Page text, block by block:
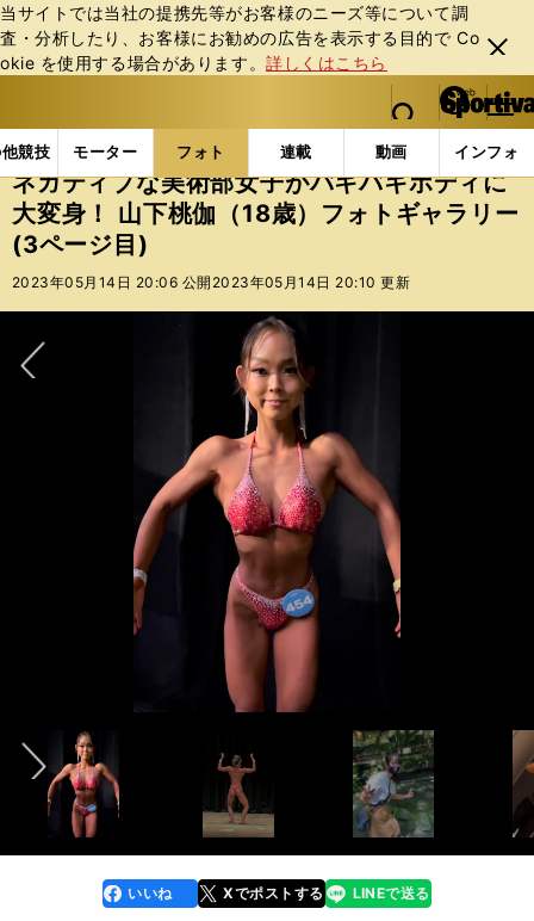
当サイトでは当社の提携先等がお客様のニーズ等について調
査・分析したり、お客様にお勧めの広告を表⽰する⽬的で Co
okie を使⽤する場合があります。詳しくはこちら
閉じ
る
web Sportiva (webスポルティーバ)
検索
マイペ
ー
ジ
メニュ
競技 モーター フォト 連載 動画 インフォ
b
ス
ポ
ル
テ
ー
バ
フォトギャラリー ネガティブな美術部女子がバキバ
ネガティブな美術部女子がバキバキボディに
大変身！ 山下桃伽（18歳）フォトギャラリー
(3ページ目)
2023年05月14日 20:06 公開 2023年05月14日 20:10 更新
photo courtesy of Yamashita Momoka
photo courtesy of Yamashita Momoka
faceboo
k
いいね Xでポストする
line LINEで送る